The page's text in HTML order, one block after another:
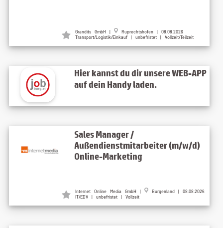
Grandits GmbH | Ruprechtshofen | 08.08.2026
Transport/Logistik/Einkauf | unbefristet | Vollzeit/Teilzeit
Hier kannst du dir unsere WEB-APP
auf dein Handy laden.
Sales Manager /
Außendienstmitarbeiter (m/w/d)
Online-Marketing
Internet Online Media GmbH | Burgenland | 08.08.2026
IT/EDV | unbefristet | Vollzeit